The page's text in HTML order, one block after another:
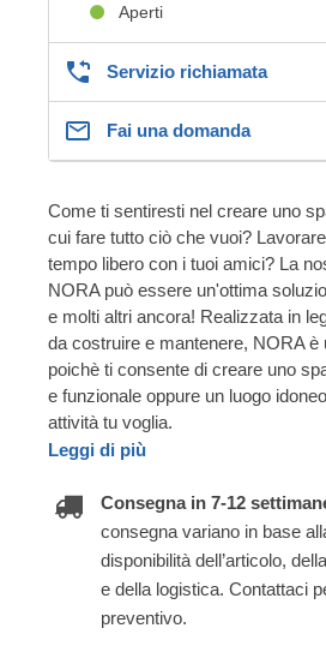
Aperti
Servizio richiamata
Fai una domanda
Come ti sentiresti nel creare uno
cui fare tutto ciò che vuoi?
tempo libero con i tuoi amici? La
NORA può essere un'ottima
e molti altri ancora! Realizzata in
da costruire e mantenere, NORA è
poichè ti consente di creare uno
e funzionale oppure un luogo
attività tu voglia.
Leggi di più
Consegna in 7-12
consegna variano in base
disponibilità dell’articolo,
e della logistica. Contattaci
preventivo.